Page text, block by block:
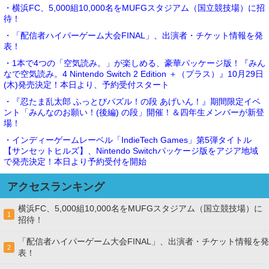
・横浜FC、5,000組10,000名をMUFGスタジアム（国立競技場）に招
待！
・「配信者ハイパーゲーム大会FINAL」、出演者・チケット情報を発
表！
・1本で4つの「空気読み。」が楽しめる、豪華パッケージ版！『みん
なで空気読み。4 Nintendo Switch 2 Edition ＋（プラス）』10月29日
(木)発売決定！本日より、予約受付スタート
・『忍たま乱太郎 ふっとびパズル！の段 あげいん！』期間限定イベ
ント「みんなのお願い！(後編) の段」開催！＆四年生メンバーが新登
場！
・インディーゲームレーベル「IndieTech Games」第5弾タイトル
【サンセットヒルズ】、Nintendo Switchパッケージ版をアジア地域
で発売決定！本日より予約受付を開始
アクセスランキング
1
横浜FC、5,000組10,000名をMUFGスタジアム（国立競技場）に
招待！
2
「配信者ハイパーゲーム大会FINAL」、出演者・チケット情報を発
表！